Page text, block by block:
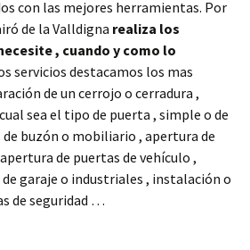
con las mejores herramientas. Por
de la Valldigna realiza los
, cuando y como lo
servicios destacamos los mas
de un cerrojo o cerradura ,
sea el tipo de puerta , simple o de
de buzón o mobiliario , apertura de
de puertas de vehículo ,
garaje o industriales , instalación o
de seguridad …